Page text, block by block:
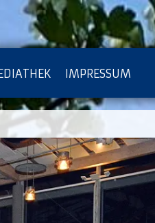
IMPRESSUM